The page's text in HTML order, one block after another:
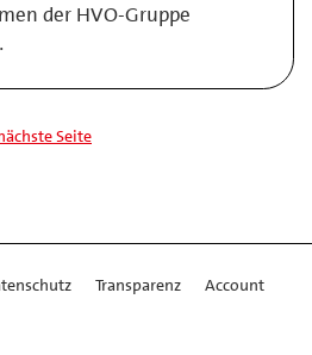
der HVO-Gruppe
Seite
Transparenz
Account